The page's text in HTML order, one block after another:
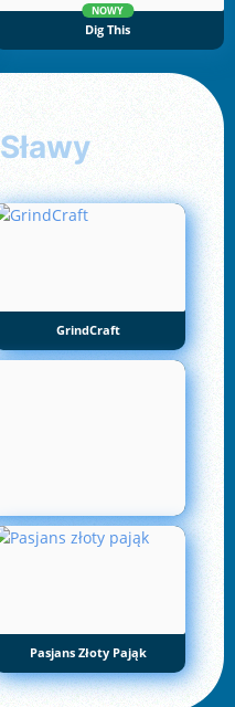
NOWY
Dig This
Sławy
GrindCraft
Pasjans Złoty Pająk